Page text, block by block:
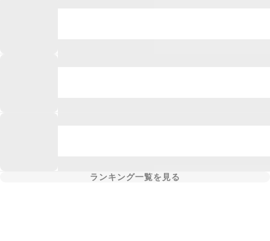
ランキング一覧を見る